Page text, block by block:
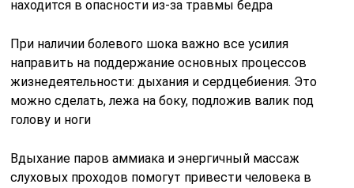
находится в опасности из-за травмы бедра
При наличии болевого шока важно все усилия
направить на поддержание основных процессов
жизнедеятельности: дыхания и сердцебиения. Это
можно сделать, лежа на боку, подложив валик под
голову и ноги
Вдыхание паров аммиака и энергичный массаж
слуховых проходов помогут привести человека в